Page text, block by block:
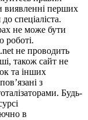
виявленні перших
спеціаліста.
не може бути
роботі.
не проводить
також сайт не
та інших
з
Будь-
в